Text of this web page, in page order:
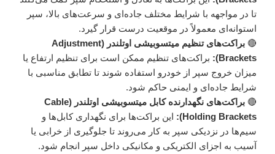
تا در مواجهه با شرایط مختلف جاده‌ای و سرعت‌های بالا، سپر
استوانه‌ای معمولاً در موقعیت درست قرار گیرد.
🔴
براکت‌های تنظیم میتسوبیشی اوتلندر (Adjustment
Brackets):
براکت‌های تنظیم ممکن است برای تنظیم ارتفاع یا
میزان خروج سپر از خودرو استفاده شوند تا تطابق مناسبی با
شرایط جاده‌ای و ایمنی حاکم شود.
🔴
براکت‌های نگهدارنده کابل میتسوبیشی اوتلندر (Cable
Holding Brackets):
این براکت‌ها برای نگهداری کابل‌ها و
سیم‌ها در نزدیکی سپر به کار می‌روند تا جلوگیری از خرابی یا
آسیب به اجزای الکتریکی و مکانیکی داخل سپر انجام شود.